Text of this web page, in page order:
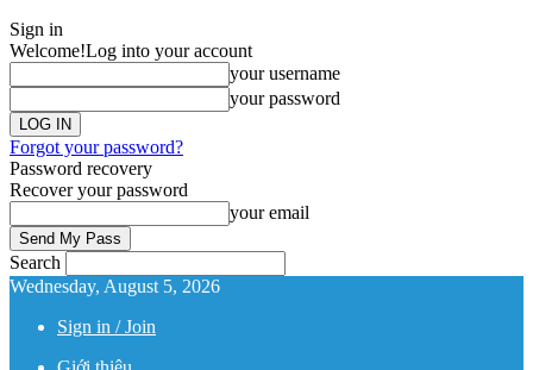
Sign in
Welcome!Log into your account
your username
your password
Forgot your password?
Password recovery
Recover your password
your email
Search
Wednesday, August 5, 2026
Sign in / Join